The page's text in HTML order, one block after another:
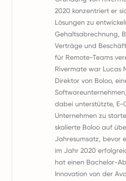
2020 konzentriert er
Lösungen zu
Gehaltsabrechnung,
Verträge und
für Remote-Teams
Rivermate war Lucas
Direktor von Boloo,
dabei unterstützte, E-
Unternehmen zu
skalierte Boloo auf
Jahresumsatz, bevor
im Jahr 2020
hat einen Bachelor-
Innovation von der